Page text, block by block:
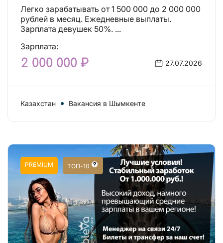
Легко зарабатывать от 1 500 000 до 2 000 000
рублей в месяц. Ежедневные выплаты.
Зарплата девушек 50%. ...
Зарплата:
2 000 000 ₽ 27.07.2026
Казахстан Вакансия в Шымкенте
PREMIUM ТОП-10